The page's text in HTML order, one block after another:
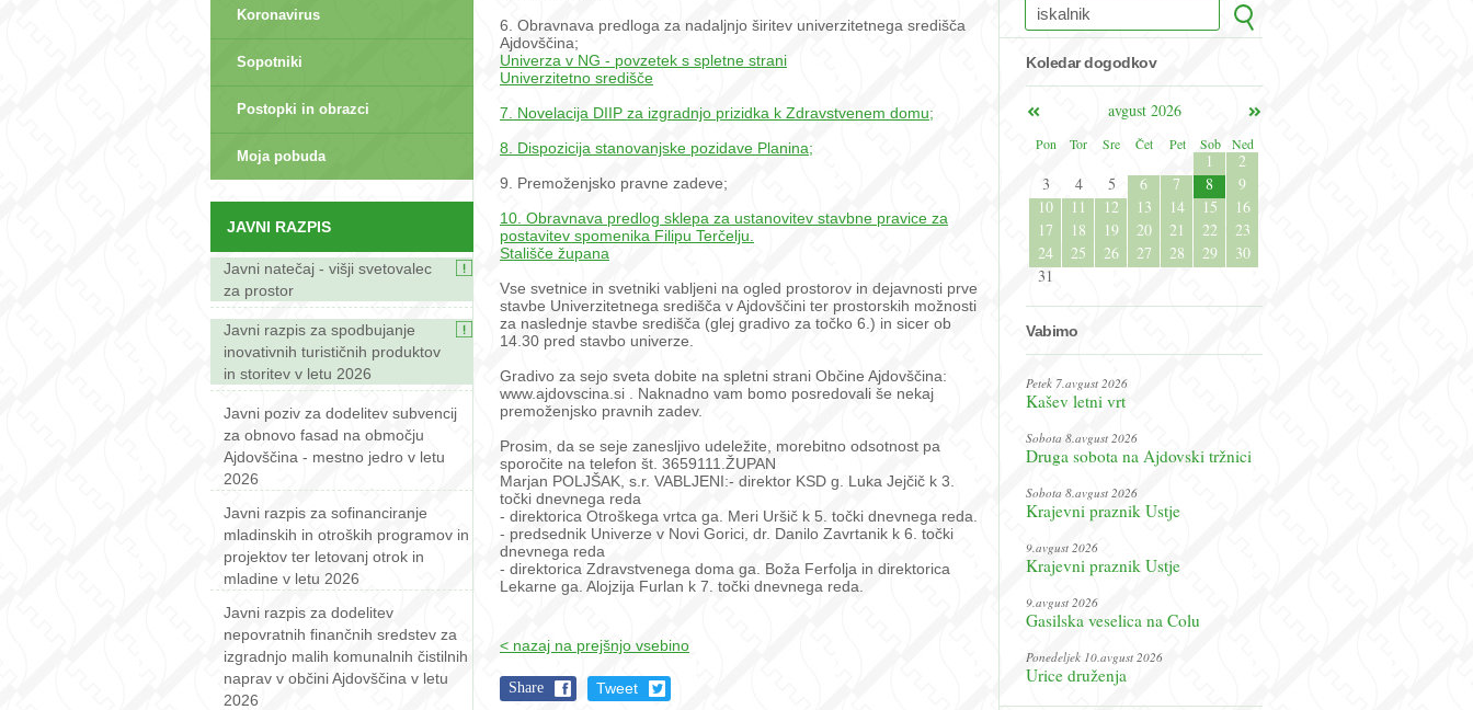
Koronavirus
Sopotniki
Postopki in obrazci
Moja pobuda
JAVNI RAZPIS
Javni natečaj - višji svetovalec
za prostor
Javni razpis za spodbujanje
inovativnih turističnih produktov
in storitev v letu 2026
Javni poziv za dodelitev subvencij
za obnovo fasad na območju
Ajdovščina - mestno jedro v letu
2026
Javni razpis za sofinanciranje
mladinskih in otroških programov in
projektov ter letovanj otrok in
mladine v letu 2026
Javni razpis za dodelitev
nepovratnih finančnih sredstev za
izgradnjo malih komunalnih čistilnih
naprav v občini Ajdovščina v letu
2026
6. Obravnava predloga za nadaljnjo širitev univerzitetnega središča
Ajdovščina;
Univerza v NG - povzetek s spletne strani
Univerzitetno središče
7. Novelacija DIIP za izgradnjo prizidka k Zdravstvenem domu;
8. Dispozicija stanovanjske pozidave Planina;
9. Premoženjsko pravne zadeve;
10. Obravnava predlog sklepa za ustanovitev stavbne pravice za
postavitev spomenika Filipu Terčelju.
Stališče župana
Vse svetnice in svetniki vabljeni na ogled prostorov in dejavnosti prve
stavbe Univerzitetnega središča v Ajdovščini ter prostorskih možnosti
za naslednje stavbe središča (glej gradivo za točko 6.) in sicer ob
14.30 pred stavbo univerze.
Gradivo za sejo sveta dobite na spletni strani Občine Ajdovščina:
www.ajdovscina.si . Naknadno vam bomo posredovali še nekaj
premoženjsko pravnih zadev.
Prosim, da se seje zanesljivo udeležite, morebitno odsotnost pa
sporočite na telefon št. 3659111. ŽUPAN
Marjan POLJŠAK, s.r. VABLJENI:- direktor KSD g. Luka Jejčič k 3.
točki dnevnega reda
- direktorica Otroškega vrtca ga. Meri Uršič k 5. točki dnevnega reda.
- predsednik Univerze v Novi Gorici, dr. Danilo Zavrtanik k 6. točki
dnevnega reda
- direktorica Zdravstvenega doma ga. Boža Ferfolja in direktorica
Lekarne ga. Alojzija Furlan k 7. točki dnevnega reda.
< nazaj na prejšnjo vsebino
Share Tweet
Koledar dogodkov
avgust 2026
Pon
Tor Sre Čet Pet Sob Ned
1
2
3
4 5 6 7 8
9
10
11 12 13 14 15
16
17
18 19 20 21 22
23
24
25 26 27 28 29
30
31
Vabimo
Petek 7.avgust 2026
Kašev letni vrt
Sobota 8.avgust 2026
Druga sobota na Ajdovski tržnici
Sobota 8.avgust 2026
Krajevni praznik Ustje
9.avgust 2026
Krajevni praznik Ustje
9.avgust 2026
Gasilska veselica na Colu
Ponedeljek 10.avgust 2026
Urice druženja